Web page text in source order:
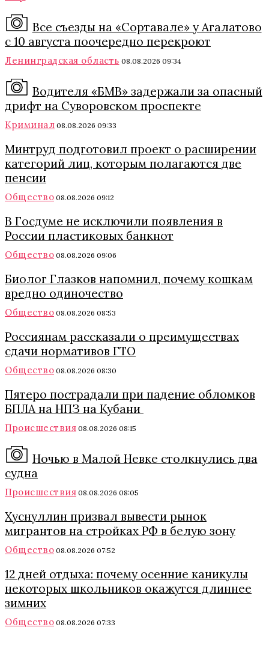
Все съезды на «Сортавале» у Агалатово
с 10 августа поочередно перекроют
Ленинградская область 08.08.2026 09:34
Водителя «БМВ» задержали за опасный
дрифт на Суворовском проспекте
Криминал 08.08.2026 09:33
Минтруд подготовил проект о расширении
категорий лиц, которым полагаются две
пенсии
Общество 08.08.2026 09:12
В Госдуме не исключили появления в
России пластиковых банкнот
Общество 08.08.2026 09:06
Биолог Глазков напомнил, почему кошкам
вредно одиночество
Общество 08.08.2026 08:53
Россиянам рассказали о преимуществах
сдачи нормативов ГТО
Общество 08.08.2026 08:30
Пятеро пострадали при падение обломков
БПЛА на НПЗ на Кубани
Происшествия 08.08.2026 08:15
Ночью в Малой Невке столкнулись два
судна
Происшествия 08.08.2026 08:05
Хуснуллин призвал вывести рынок
мигрантов на стройках РФ в белую зону
Общество 08.08.2026 07:52
12 дней отдыха: почему осенние каникулы
некоторых школьников окажутся длиннее
зимних
Общество 08.08.2026 07:33